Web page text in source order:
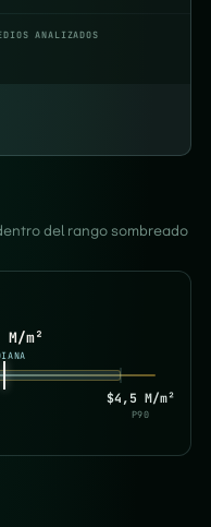
ANALIZADOS
del rango sombreado
m²
$4,5 M/m²
P90